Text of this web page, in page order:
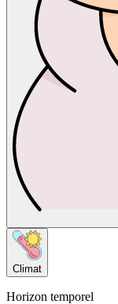
Climat
Horizon temporel